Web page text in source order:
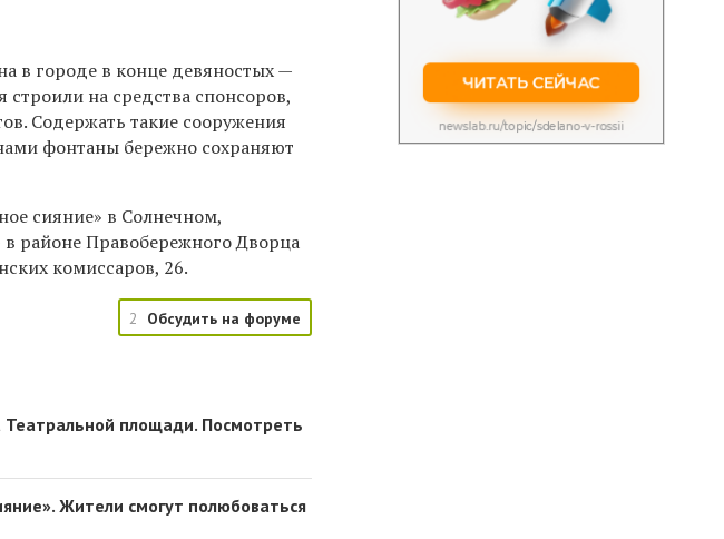
в городе в конце девяностых —
на средства спонсоров,
Содержать такие сооружения
фонтаны бережно сохраняют
сияние» в Солнечном,
районе Правобережного Дворца
комиссаров, 26.
2 Обсудить на форуме
Театральной площади. Посмотреть
Жители смогут полюбоваться